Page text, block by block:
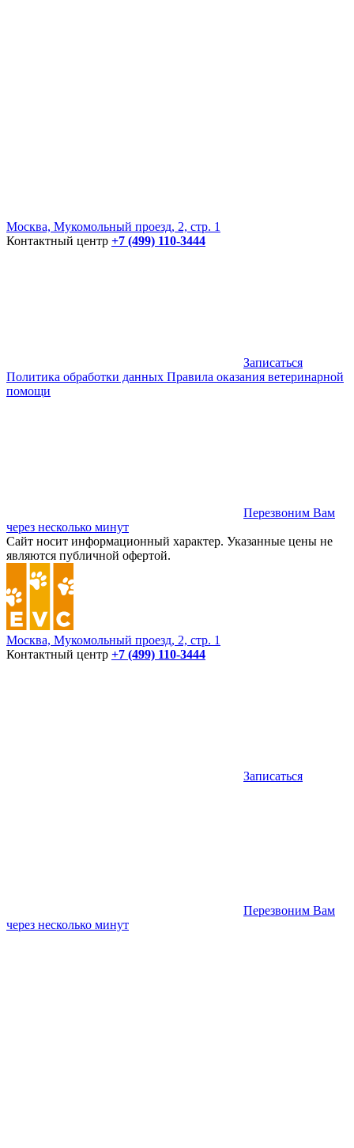
Москва, Мукомольный проезд, 2, стр. 1
Контактный центр +7 (499) 110-3444
Записаться
Политика обработки данных Правила оказания ветеринарной
помощи
Перезвоним Вам
через несколько минут
Сайт носит информационный характер. Указанные цены не
являются публичной офертой.
Москва, Мукомольный проезд, 2, стр. 1
Контактный центр +7 (499) 110-3444
Записаться
Перезвоним Вам
через несколько минут